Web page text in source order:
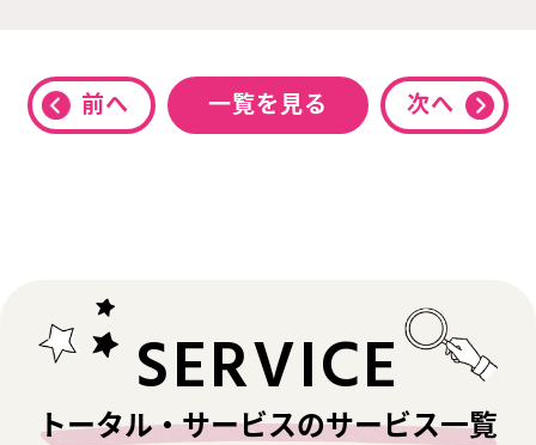
前へ 一覧を見る 次へ
SERVICE
トータル・サービスのサービス一覧